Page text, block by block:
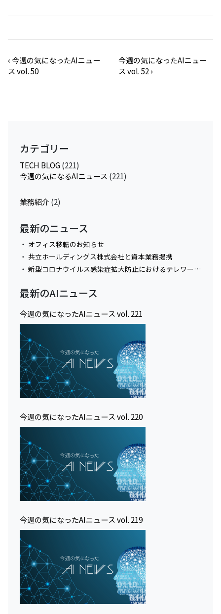
‹今週の気になったAIニュー
ス vol. 50
今週の気になったAIニュー
ス vol. 52›
カテゴリー
TECH BLOG(221)
今週の気になるAIニュース (221)
業務紹介 (2)
最新のニュース
オフィス移転のお知らせ
共立ホールディングス株式会社と資本業務提携
新型コロナウイルス感染症拡大防止におけるテレワーク実施に関してのお知らせ
最新のAIニュース
今週の気になったAIニュース vol. 221
今週の気になったAIニュース vol. 220
今週の気になったAIニュース vol. 219